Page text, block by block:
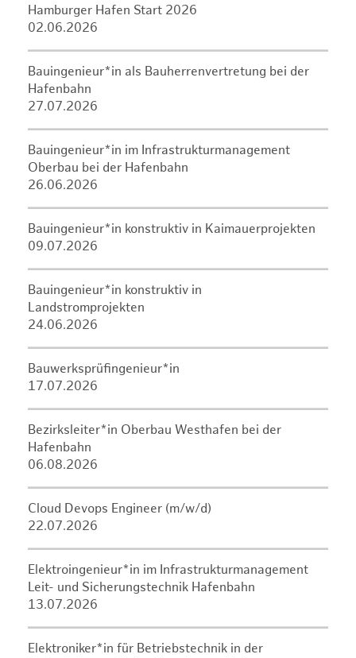
Hamburger Hafen Start 2026
02.06.2026
Bauingenieur*in als Bauherrenvertretung bei der
Hafenbahn
27.07.2026
Bauingenieur*in im Infrastrukturmanagement
Oberbau bei der Hafenbahn
26.06.2026
Bauingenieur*in konstruktiv in Kaimauerprojekten
09.07.2026
Bauingenieur*in konstruktiv in
Landstromprojekten
24.06.2026
Bauwerksprüfingenieur*in
17.07.2026
Bezirksleiter*in Oberbau Westhafen bei der
Hafenbahn
06.08.2026
Cloud Devops Engineer (m/w/d)
22.07.2026
Elektroingenieur*in im Infrastrukturmanagement
Leit- und Sicherungstechnik Hafenbahn
13.07.2026
Elektroniker*in für Betriebstechnik in der